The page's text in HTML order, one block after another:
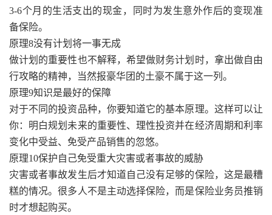
3-6个月的生活支出的现金，同时为发生意外作后的变现准
备保险。
原理8没有计划将一事无成
做计划的重要性也不解释，希望做财务计划时，拿出做自由
行攻略的精神，当然报豪华团的土豪不属于这一列。
原理9知识是最好的保障
对于不同的投资品种，你要知道它的基本原理。这样可以让
你：明白规划未来的重要性、理性投资并在经济周期和利率
变化中受益、免受产品销售的忽悠。
原理10保护自己免受重大灾害或者事故的威胁
灾害或者事故发生后才知道自己没有足够的保险，这是最糟
糕的情况。很多人不是主动选择保险，而是保险业务员推销
时才想起购买。